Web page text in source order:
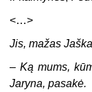
<…>
Jis, mažas
–Ką mums,
Jaryna, pasakė.